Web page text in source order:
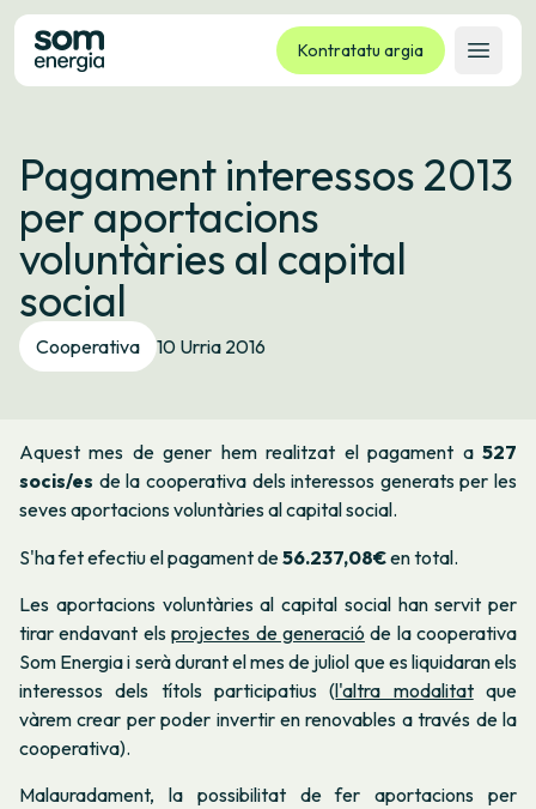
Kontratatu argia
Ireki
Tarifak
Zerbitzuak
Enpresak
Kooperatiba
Kontaktua
Izapideak
Pagament interessos 2013
per aportacions
voluntàries al capital
social
Cooperativa 10 Urria 2016
Aquest mes de gener hem realitzat el pagament a 527
socis/es de la cooperativa dels interessos generats per les
seves aportacions voluntàries al capital social.
S'ha fet efectiu el pagament de56.237,08€en total.
Les aportacions voluntàries al capital social han servit per
tirar endavant elsprojectes de generació de la cooperativa
Som Energia i serà durant el mes de juliol que es liquidaran els
interessos dels títols participatius (l'altra modalitatque
vàrem crear per poder invertir en renovables a través de la
cooperativa).
Malauradament, la possibilitat de fer aportacions per